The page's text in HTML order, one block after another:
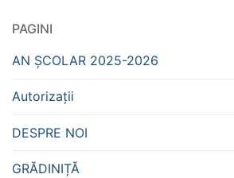
PAGINI
AN ȘCOLAR 2025-2026
Autorizații
DESPRE NOI
GRĂDINIȚĂ